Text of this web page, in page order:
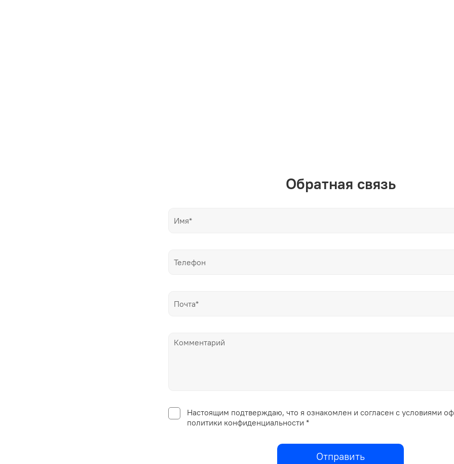
Обратная связь
Настоящим подтверждаю, что я ознакомлен и согласен с условиями
политики конфиденциальности *
Отправить